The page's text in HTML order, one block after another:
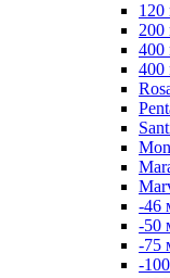
120
200
400
400
-46
-50
-75
-